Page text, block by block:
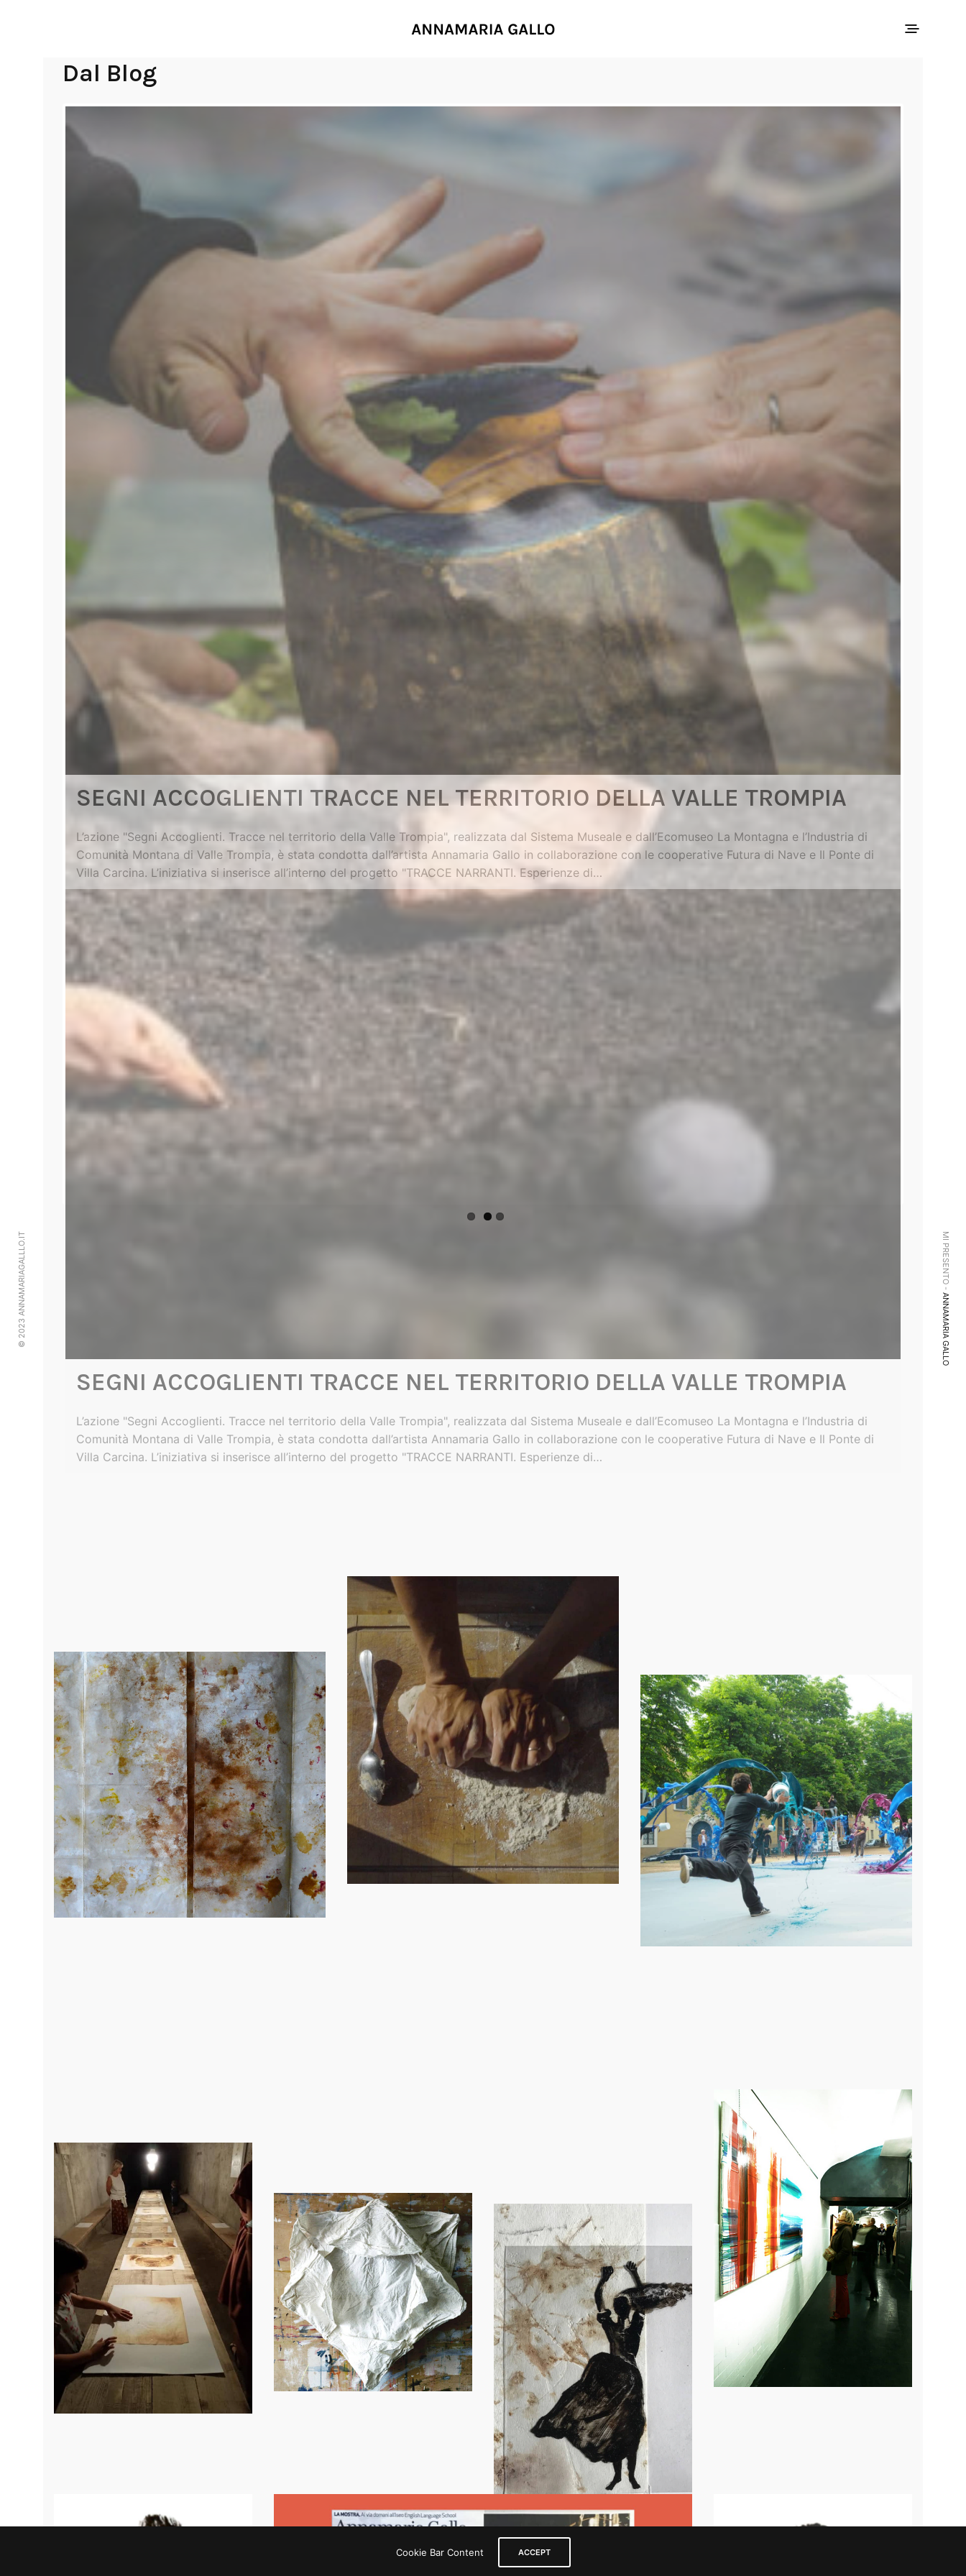
© 2023 ANNAMARIAGALLLO.IT MI PRESENTO -
ANNAMARIA GALLO
Dal Blog
SEGNI ACCOGLIENTI TRACCE NEL TERRITORIO DELLA VALLE TROMPIA
SEGNI ACCOGLIENTI TRACCE NEL TERRITORIO DELLA VALLE TROMPIA
L’azione "Segni Accoglienti. Tracce nel territorio della Valle Trompia", realizzata dal Sistema Museale e dall’Ecomuseo La Montagna e l’Industria di
Comunità Montana di Valle Trompia, è stata condotta dall’artista Annamaria Gallo in collaborazione con le cooperative Futura di Nave e Il Ponte di
Villa Carcina. L’iniziativa si inserisce all’interno del progetto "TRACCE NARRANTI. Esperienze di…
Cookie Bar Content ACCEPT